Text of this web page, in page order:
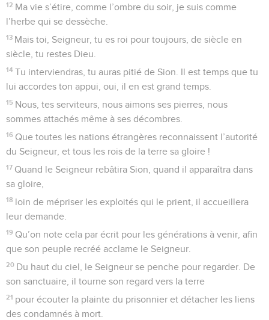
12 Ma vie s’étire, comme l’ombre du soir, je suis comme
l’herbe qui se dessèche.
13 Mais toi, Seigneur, tu es roi pour toujours, de siècle en
siècle, tu restes Dieu.
14 Tu interviendras, tu auras pitié de Sion. Il est temps que tu
lui accordes ton appui, oui, il en est grand temps.
15 Nous, tes serviteurs, nous aimons ses pierres, nous
sommes attachés même à ses décombres.
16 Que toutes les nations étrangères reconnaissent l’autorité
du Seigneur, et tous les rois de la terre sa gloire !
17 Quand le Seigneur rebâtira Sion, quand il apparaîtra dans
sa gloire,
18 loin de mépriser les exploités qui le prient, il accueillera
leur demande.
19 Qu’on note cela par écrit pour les générations à venir, afin
que son peuple recréé acclame le Seigneur.
20 Du haut du ciel, le Seigneur se penche pour regarder. De
son sanctuaire, il tourne son regard vers la terre
21 pour écouter la plainte du prisonnier et détacher les liens
des condamnés à mort.